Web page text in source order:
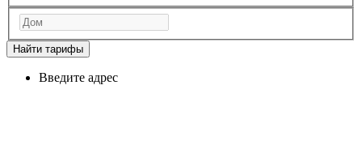
Найти тарифы
Введите адрес